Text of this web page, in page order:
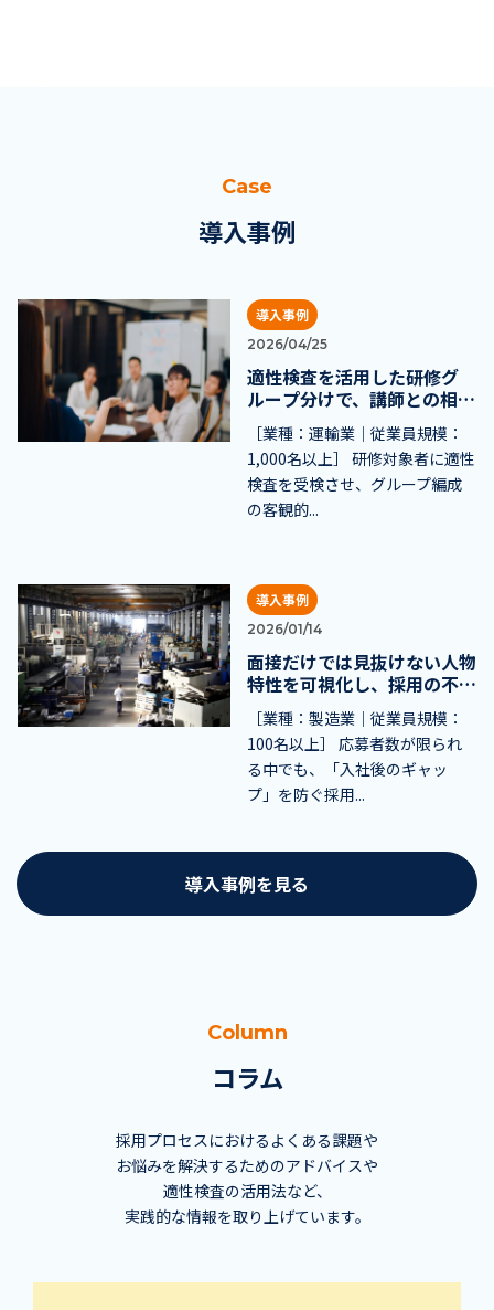
Case
導入事例
導入事例
2026/04/25
適性検査を活用した研修グ
ループ分けで、講師との相性
を最適化
［業種：運輸業｜従業員規模：
1,000名以上］ 研修対象者に適性
検査を受検させ、グループ編成
の客観的...
導入事例
2026/01/14
面接だけでは見抜けない人物
特性を可視化し、採用の不安
を解消
［業種：製造業｜従業員規模：
100名以上］ 応募者数が限られ
る中でも、「入社後のギャッ
プ」を防ぐ採用...
導入事例を見る
Column
コラム
採用プロセスにおけるよくある課題や
お悩みを解決するためのアドバイスや
適性検査の活用法など、
実践的な情報を取り上げています。